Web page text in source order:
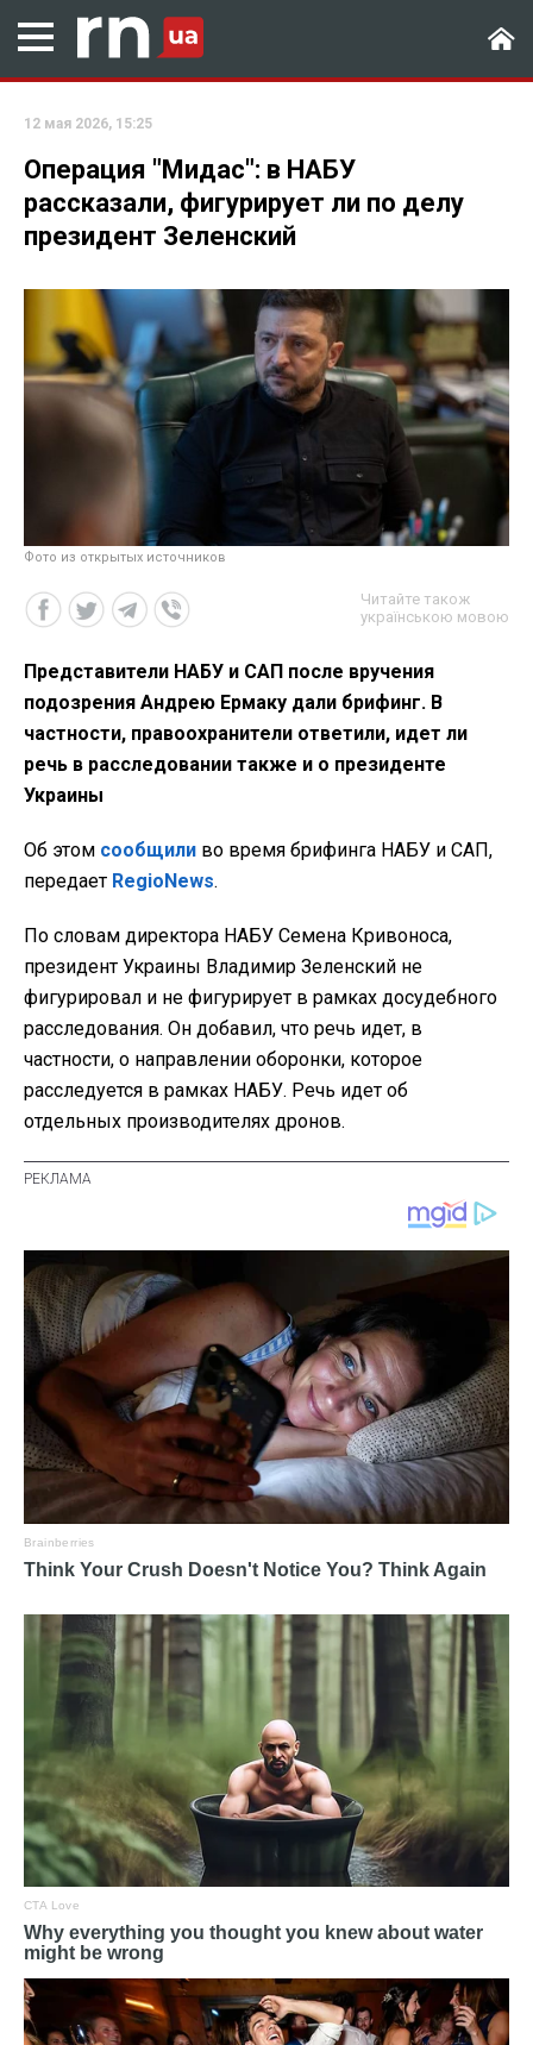
12 мая 2026, 15:25
Операция "Мидас": в НАБУ
рассказали, фигурирует ли по делу
президент Зеленский
Фото из открытых источников
Читайте також
українською мовою
Представители НАБУ и САП после вручения
подозрения Андрею Ермаку дали брифинг. В
частности, правоохранители ответили, идет ли
речь в расследовании также и о президенте
Украины
Об этом сообщили во время брифинга НАБУ и САП,
передает RegioNews.
По словам директора НАБУ Семена Кривоноса,
президент Украины Владимир Зеленский не
фигурировал и не фигурирует в рамках досудебного
расследования. Он добавил, что речь идет, в
частности, о направлении оборонки, которое
расследуется в рамках НАБУ. Речь идет об
отдельных производителях дронов.